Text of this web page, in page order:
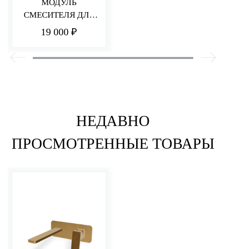
МОДУЛЬ
СМЕСИТЕЛЯ ДЛЯ
РАКОВИНЫ/ДУША
19 000 ₽
НЕДАВНО
ПРОСМОТРЕННЫЕ ТОВАРЫ